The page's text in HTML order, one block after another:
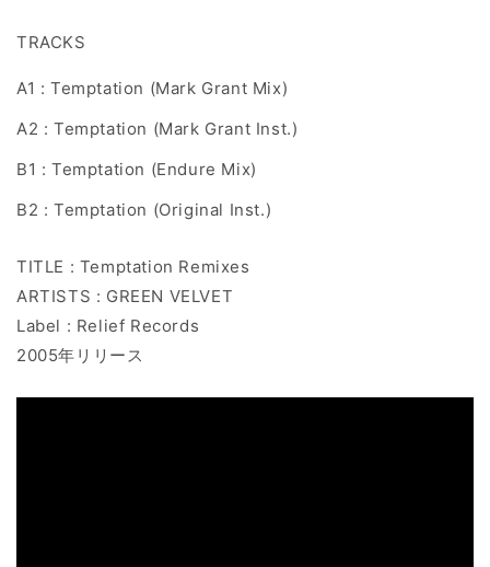
TRACKS
A1 : Temptation (Mark Grant Mix)
A2 : Temptation (Mark Grant Inst.)
B1 : Temptation (Endure Mix)
B2 : Temptation (Original Inst.)
TITLE : Temptation Remixes
ARTISTS : GREEN VELVET
Label : Relief Records
2005年リリース